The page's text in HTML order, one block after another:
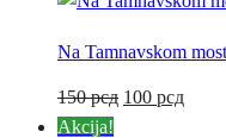
Na Tamnavskom
150рсд Originalna
100 рсд
Akcija!